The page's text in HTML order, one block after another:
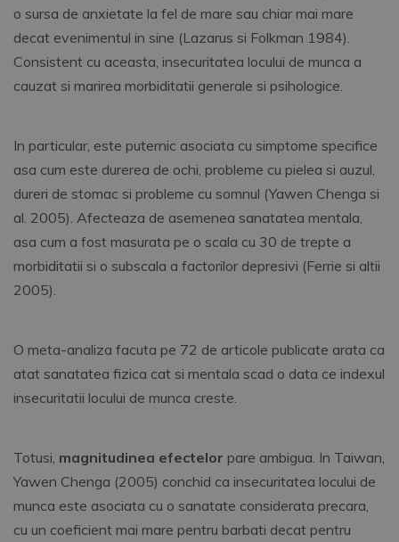
o sursa de anxietate la fel de mare sau chiar mai mare
decat evenimentul in sine (Lazarus si Folkman 1984).
Consistent cu aceasta, insecuritatea locului de munca a
cauzat si marirea morbiditatii generale si psihologice.
In particular, este puternic asociata cu simptome specifice
asa cum este durerea de ochi, probleme cu pielea si auzul,
dureri de stomac si probleme cu somnul (Yawen Chenga si
al. 2005). Afecteaza de asemenea sanatatea mentala,
asa cum a fost masurata pe o scala cu 30 de trepte a
morbiditatii si o subscala a factorilor depresivi (Ferrie si altii
2005).
O meta-analiza facuta pe 72 de articole publicate arata ca
atat sanatatea fizica cat si mentala scad o data ce indexul
insecuritatii locului de munca creste.
Totusi, magnitudinea efectelor pare ambigua. In Taiwan,
Yawen Chenga (2005) conchid ca insecuritatea locului de
munca este asociata cu o sanatate considerata precara,
cu un coeficient mai mare pentru barbati decat pentru